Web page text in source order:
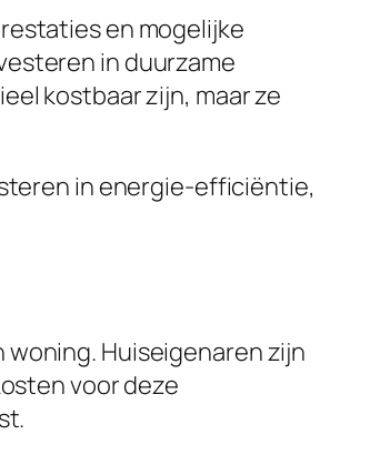
en mogelijke
in duurzame
kostbaar zijn, maar ze
in energie-efficiëntie,
Huiseigenaren zijn
voor deze